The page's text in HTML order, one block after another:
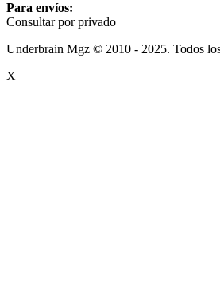
Para envíos:
Consultar por privado
Underbrain Mgz © 2010 - 2025. Todos
X